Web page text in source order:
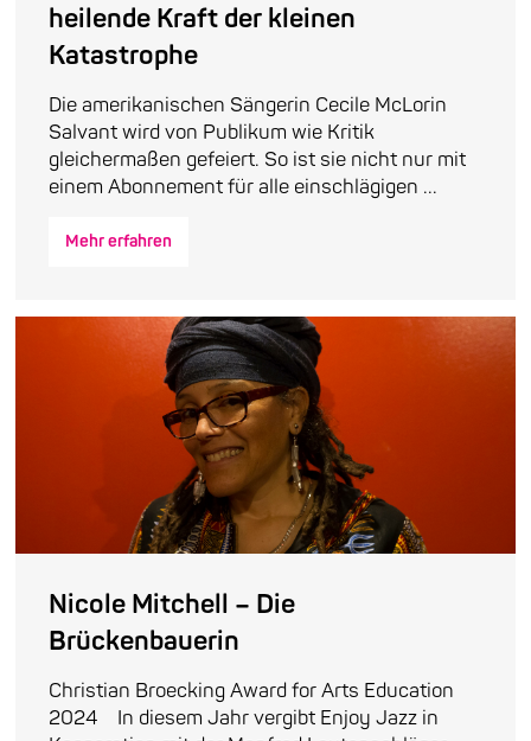
heilende Kraft der kleinen
Katastrophe
Die amerikanischen Sängerin Cecile McLorin
Salvant wird von Publikum wie Kritik
gleichermaßen gefeiert. So ist sie nicht nur mit
einem Abonnement für alle einschlägigen ...
Mehr erfahren
Nicole Mitchell – Die
Brückenbauerin
Christian Broecking Award for Arts Education
2024 In diesem Jahr vergibt Enjoy Jazz in